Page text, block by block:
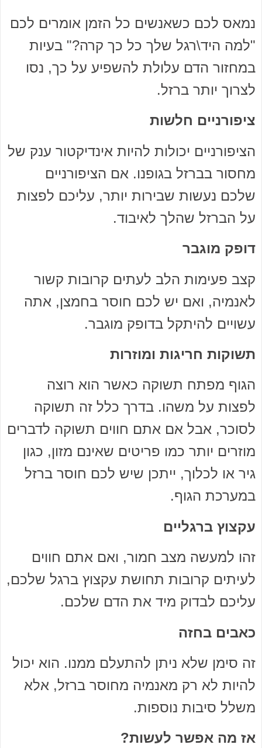
נמאס לכם כשאנשים כל הזמן אומרים לכם
"למה היד\רגל שלך כל כך קרה?" בעיות
במחזור הדם עלולת להשפיע על כך, נסו
לצרוך יותר ברזל.
ציפורניים חלשות
הציפורניים יכולות להיות אינדיקטור ענק של
מחסור בברזל בגופנו. אם הציפורניים
שלכם נעשות שבירות יותר, עליכם לפצות
על הברזל שהלך לאיבוד.
דופק מוגבר
קצב פעימות הלב לעתים קרובות קשור
לאנמיה, ואם יש לכם חוסר בחמצן, אתה
עשויים להיתקל בדופק מוגבר.
תשוקות חריגות ומוזרות
הגוף מפתח תשוקה כאשר הוא רוצה
לפצות על משהו. בדרך כלל זה תשוקה
לסוכר, אבל אם אתם חווים תשוקה לדברים
מוזרים יותר כמו פריטים שאינם מזון, כגון
גיר או לכלוך, ייתכן שיש לכם חוסר ברזל
במערכת הגוף.
עקצוץ ברגליים
זהו למעשה מצב חמור, ואם אתם חווים
לעיתים קרובות תחושת עקצוץ ברגל שלכם,
עליכם לבדוק מיד את הדם שלכם.
כאבים בחזה
זה סימן שלא ניתן להתעלם ממנו. הוא יכול
להיות לא רק מאנמיה מחוסר ברזל, אלא
משלל סיבות נוספות.
אז מה אפשר לעשות?